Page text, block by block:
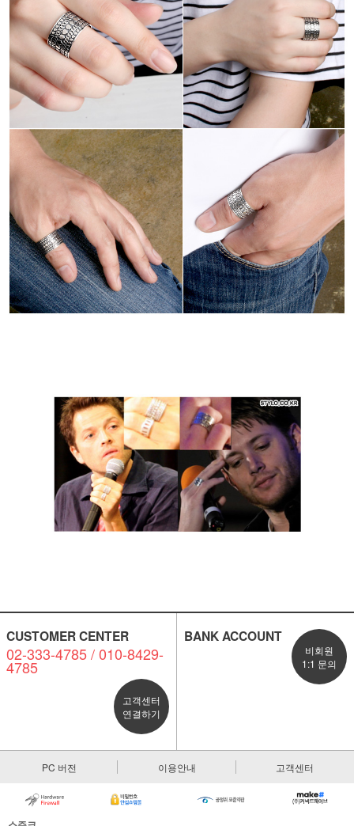
CUSTOMER CENTER
02-333-4785 / 010-8429-
4785
고객센터
연결하기
BANK ACCOUNT
비회원
1:1 문의
PC 버전 이용안내 고객센터